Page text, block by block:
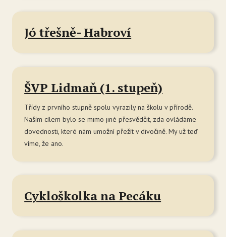
Jó třešně- Habroví
ŠVP Lidmaň (1. stupeň)
Třídy z prvního stupně spolu vyrazily na školu v přírodě.
Naším cílem bylo se mimo jiné přesvědčit, zda ovládáme
dovednosti, které nám umožní přežít v divočině. My už teď
víme, že ano.
Cykloškolka na Pecáku